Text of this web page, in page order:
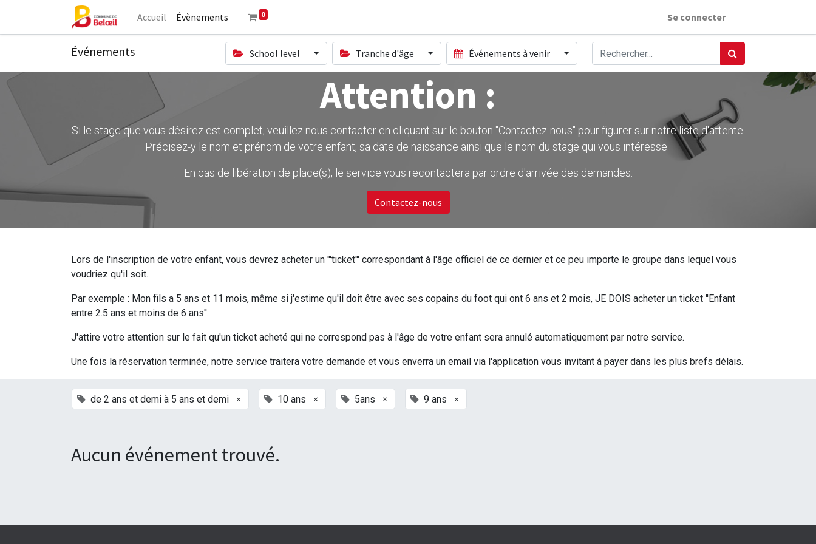
Accueil Évènements 0 Se connecter
Événements School level Tranche d'âge Événements à venir
Attention :
Si le stage que vous désirez est complet, veuillez nous contacter en cliquant sur le bouton ''Contactez-nous" pour figurer sur notre liste d'attente.
Précisez-y le nom et prénom de votre enfant, sa date de naissance ainsi que le nom du stage qui vous intéresse.
En cas de libération de place(s), le service vous recontactera par ordre d'arrivée des demandes.
Contactez-nous
Lors de l'inscription de votre enfant, vous devrez acheter un '''ticket''' correspondant à l'âge officiel de ce dernier et ce peu importe le groupe dans lequel vous
voudriez qu'il soit.
Par exemple : Mon fils a 5 ans et 11 mois, même si j'estime qu'il doit être avec ses copains du foot qui ont 6 ans et 2 mois, JE DOIS acheter un ticket ''Enfant
entre 2.5 ans et moins de 6 ans''.
J'attire votre attention sur le fait qu'un ticket acheté qui ne correspond pas à l'âge de votre enfant sera annulé automatiquement par notre service.
Une fois la réservation terminée, notre service traitera votre demande et vous enverra un email via l'application vous invitant à payer dans les plus brefs délais.
de 2 ans et demi à 5 ans et demi × 10 ans × 5ans × 9 ans ×
Aucun événement trouvé.